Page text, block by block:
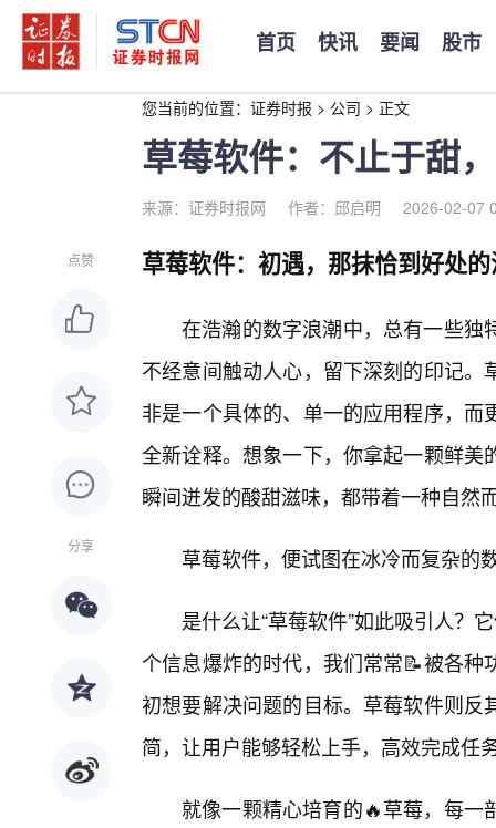
首页 快讯 要闻 股市
您当前的位置： 证券时报 > 公司 > 正文
草莓软件：不止于甜
来源：证券时报网 作者：邱启明 2026-02-07
点赞
分享
草莓软件：初遇，那抹恰到好处
在浩瀚的数字浪潮中，总有一些独
不经意间触动人心，留下深刻的印记
非是一个具体的、单一的应用程序，
全新诠释。想象一下，你拿起一颗鲜
瞬间迸发的酸甜滋味，都带着一种自然
草莓软件，便试图在冰冷而复杂的
是什么让“草莓软件”如此吸引人？
个信息爆炸的时代，我们常常📝被各
初想要解决问题的目标。草莓软件则
简，让用户能够轻松上手，高效完成任
就像一颗精心培育的🔥草莓，每